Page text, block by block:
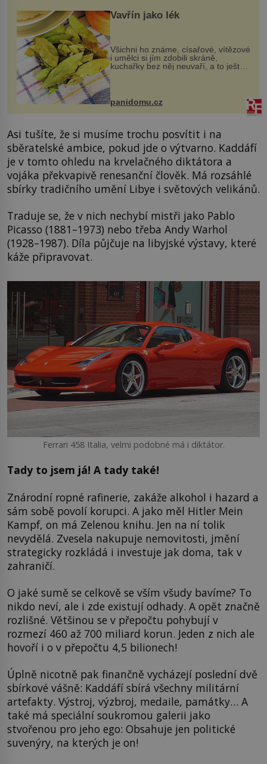
Vavřín jako lék
Všichni ho známe, císařové, vítězové
i umělci si jím zdobili skráně,
kuchařky bez něj neuvaří, a to ještě
nevíte, že bobkový list může výrazně
zmírnit některé naše neduhy.
Obsahuje v malém množství ně...
panidomu.cz
Asi tušíte, že si musíme trochu posvítit i na
sběratelské ambice, pokud jde o výtvarno. Kaddáfí
je v tomto ohledu na krvelačného diktátora a
vojáka překvapivě renesanční člověk. Má rozsáhlé
sbírky tradičního umění Libye i světových velikánů.
Traduje se, že v nich nechybí mistři jako Pablo
Picasso (1881–1973) nebo třeba Andy Warhol
(1928–1987). Díla půjčuje na libyjské výstavy, které
káže připravovat.
Ferrari 458 Italia, velmi podobné má i diktátor.
Tady to jsem já! A tady také!
Znárodní ropné rafinerie, zakáže alkohol i hazard a
sám sobě povolí korupci. A jako měl Hitler Mein
Kampf, on má Zelenou knihu. Jen na ní tolik
nevydělá. Zvesela nakupuje nemovitosti, jmění
strategicky rozkládá i investuje jak doma, tak v
zahraničí.
O jaké sumě se celkově se vším všudy bavíme? To
nikdo neví, ale i zde existují odhady. A opět značně
rozlišné. Většinou se v přepočtu pohybují v
rozmezí 460 až 700 miliard korun. Jeden z nich ale
hovoří i o v přepočtu 4,5 bilionech!
Úplně nicotně pak finančně vycházejí poslední dvě
sbírkové vášně: Kaddáfí sbírá všechny militární
artefakty. Výstroj, výzbroj, medaile, památky… A
také má speciální soukromou galerii jako
stvořenou pro jeho ego: Obsahuje jen politické
suvenýry, na kterých je on!